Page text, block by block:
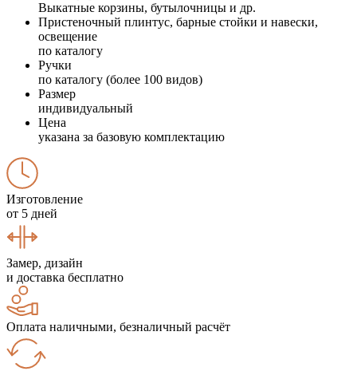
Выкатные корзины, бутылочницы и др.
Пристеночный плинтус, барные стойки и навески,
освещение
по каталогу
Ручки
по каталогу (более 100 видов)
Размер
индивидуальный
Цена
указана за базовую комплектацию
Изготовление
от 5 дней
Замер, дизайн
и доставка бесплатно
Оплата наличными, безналичный расчёт